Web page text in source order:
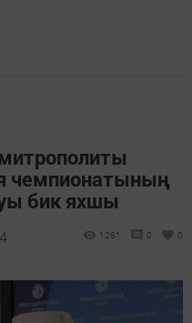
чемпионатының
бик яхшы
1281 0 0